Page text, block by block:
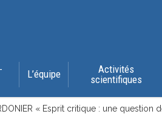
L’équipe
Activités
scientifiques
« Esprit critique : une question